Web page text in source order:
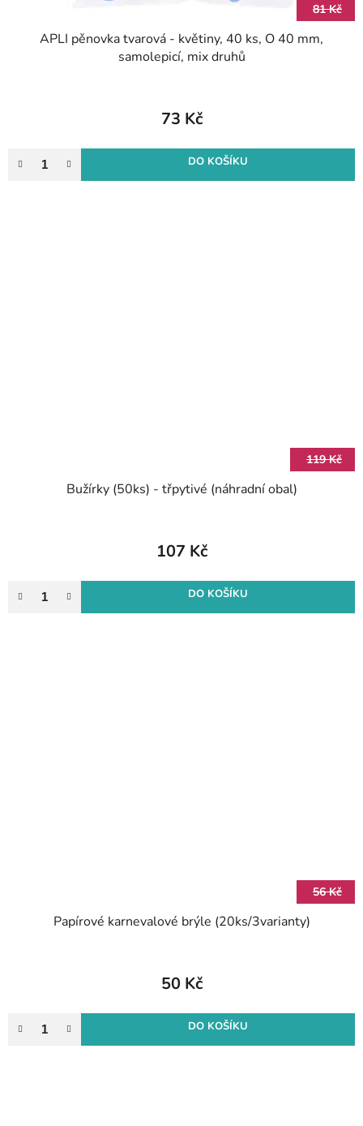
81 Kč
APLI pěnovka tvarová - květiny, 40 ks, O 40 mm,
samolepicí, mix druhů
73 Kč
DO KOŠÍKU
119 Kč
Bužírky (50ks) - třpytivé (náhradní obal)
107 Kč
DO KOŠÍKU
56 Kč
Papírové karnevalové brýle (20ks/3varianty)
50 Kč
DO KOŠÍKU